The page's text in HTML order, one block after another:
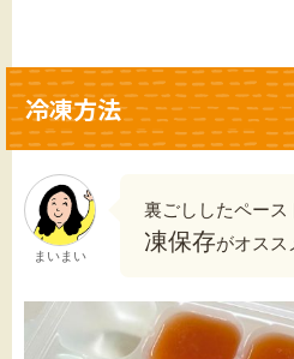
冷凍方法
まいまい
裏ごししたペー
凍保存がオスス